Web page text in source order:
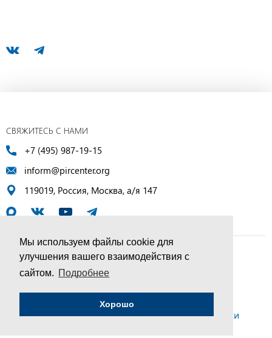
Мы используем файлы cookie для
улучшения вашего взаимодействия с
сайтом. Подробнее
Хорошо
СВЯЖИТЕСЬ С НАМИ
+7 (495) 987-19-15
inform@pircenter.org
119019, Россия, Москва, а/я 147
© ПИР-Центр, 1994–2025 | Все права защищены
Соглашение об обработке персональных данных
Политика конфиденциальности и условия обработки